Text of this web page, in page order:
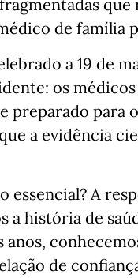
de família
a 19 de
os médicos
preparado para
a evidência
essencial? A
a história de
anos,
de